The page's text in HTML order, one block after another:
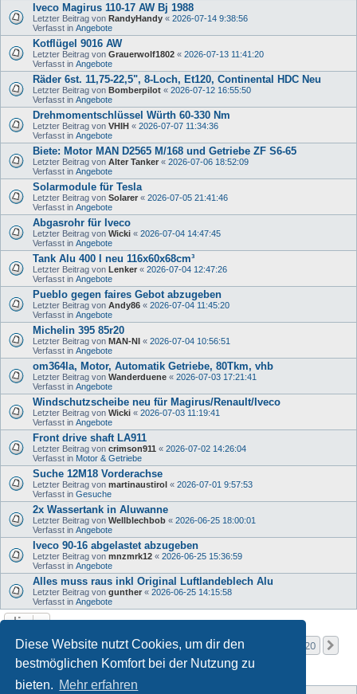
Diese Website nutzt Cookies, um dir den
bestmöglichen Komfort bei der Nutzung zu
bieten. Mehr erfahren
Iveco Magirus 110-17 AW Bj 1988
Letzter Beitrag von RandyHandy « 2026-07-14 9:38:56
Verfasst in Angebote
Kotflügel 9016 AW
Letzter Beitrag von Grauerwolf1802 « 2026-07-13 11:41:20
Verfasst in Angebote
Räder 6st. 11,75-22,5", 8-Loch, Et120, Continental HDC Neu
Letzter Beitrag von Bomberpilot « 2026-07-12 16:55:50
Verfasst in Angebote
Drehmomentschlüssel Würth 60-330 Nm
Letzter Beitrag von VHIH « 2026-07-07 11:34:36
Verfasst in Angebote
Biete: Motor MAN D2565 M/168 und Getriebe ZF S6-65
Letzter Beitrag von Alter Tanker « 2026-07-06 18:52:09
Verfasst in Angebote
Solarmodule für Tesla
Letzter Beitrag von Solarer « 2026-07-05 21:41:46
Verfasst in Angebote
Abgasrohr für Iveco
Letzter Beitrag von Wicki « 2026-07-04 14:47:45
Verfasst in Angebote
Tank Alu 400 l neu 116x60x68cm³
Letzter Beitrag von Lenker « 2026-07-04 12:47:26
Verfasst in Angebote
Pueblo gegen faires Gebot abzugeben
Letzter Beitrag von Andy86 « 2026-07-04 11:45:20
Verfasst in Angebote
Michelin 395 85r20
Letzter Beitrag von MAN-NI « 2026-07-04 10:56:51
Verfasst in Angebote
om364la, Motor, Automatik Getriebe, 80Tkm, vhb
Letzter Beitrag von Wanderduene « 2026-07-03 17:21:41
Verfasst in Angebote
Windschutzscheibe neu für Magirus/Renault/Iveco
Letzter Beitrag von Wicki « 2026-07-03 11:19:41
Verfasst in Angebote
Front drive shaft LA911
Letzter Beitrag von crimson911 « 2026-07-02 14:26:04
Verfasst in Motor & Getriebe
Suche 12M18 Vorderachse
Letzter Beitrag von martinaustirol « 2026-07-01 9:57:53
Verfasst in Gesuche
2x Wassertank in Aluwanne
Letzter Beitrag von Wellblechbob « 2026-06-25 18:00:01
Verfasst in Angebote
Iveco 90-16 abgelastet abzugeben
Letzter Beitrag von mnzmrk12 « 2026-06-25 15:36:59
Verfasst in Angebote
Alles muss raus inkl Original Luftlandeblech Alu
Letzter Beitrag von gunther « 2026-06-25 14:15:58
Verfasst in Angebote
Die Suche ergab mehr als 1000 Treffer Seite1von
1 2 3 20